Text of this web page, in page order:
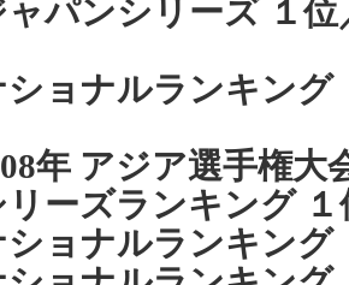
ャパンシリーズ １
ショナルランキン
年 アジア選手権大
リーズランキング １
ショナルランキング